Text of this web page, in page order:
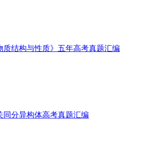
质结构与性质》五年高考真题汇编
同分异构体高考真题汇编